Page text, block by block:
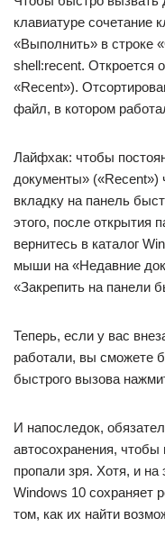
Ваш адрес email не
Обязательные поля
Имя
Сайт
Комментарий*